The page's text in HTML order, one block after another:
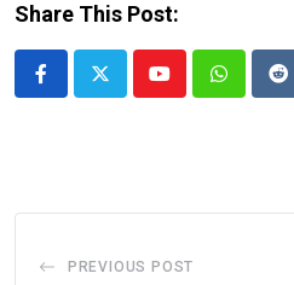
Share This Post:
YoutubeWhatsapp
PREVIOUS POST